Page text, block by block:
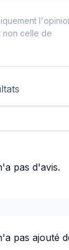
non celle de
pas d'avis.
pas ajouté